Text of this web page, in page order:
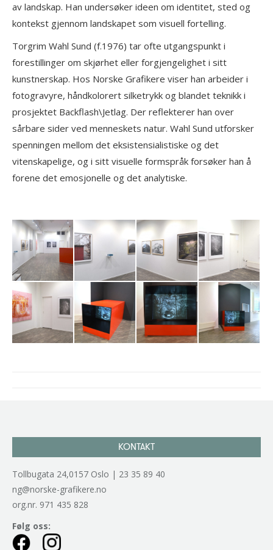
av landskap. Han undersøker ideen om identitet, sted og
kontekst gjennom landskapet som visuell fortelling.
Torgrim Wahl Sund (f.1976) tar ofte utgangspunkt i
forestillinger om skjørhet eller forgjengelighet i sitt
kunstnerskap. Hos Norske Grafikere viser han arbeider i
fotogravyre, håndkolorert silketrykk og blandet teknikk i
prosjektet Backflash\Jetlag. Der reflekterer han over
sårbare sider ved menneskets natur. Wahl Sund utforsker
spenningen mellom det eksistensialistiske og det
vitenskapelige, og i sitt visuelle formspråk forsøker han å
forene det emosjonelle og det analytiske.
KONTAKT
Tollbugata 24,0157 Oslo | 23 35 89 40
ng@norske-grafikere.no
org.nr. 971 435 828
Følg oss: